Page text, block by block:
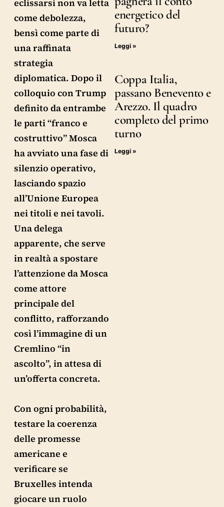
eclissarsi non va letta
come debolezza,
bensì come parte di
una raffinata
strategia
diplomatica. Dopo il
colloquio con Trump
definito da entrambe
le parti “franco e
costruttivo” Mosca
ha avviato una fase di
silenzio operativo,
lasciando spazio
all’Unione Europea
nei titoli e nei tavoli.
Una delega
apparente, che serve
in realtà a spostare
l’attenzione da Mosca
come attore
principale del
conflitto, rafforzando
così l’immagine di un
Cremlino “in
ascolto”, in attesa di
un’offerta concreta.
Con ogni probabilità,
testare la coerenza
delle promesse
americane e
verificare se
Bruxelles intenda
giocare un ruolo
energetico del
futuro?
Leggi »
Coppa Italia,
passano Benevento e
Arezzo. Il quadro
completo del primo
turno
Leggi »